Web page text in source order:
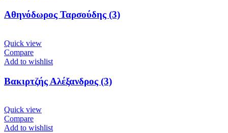
Αθηνόδωρος Ταρσούδης (3)
Quick view
Compare
Add to wishlist
Βακιρτζής Αλέξανδρος (3)
Quick view
Compare
Add to wishlist